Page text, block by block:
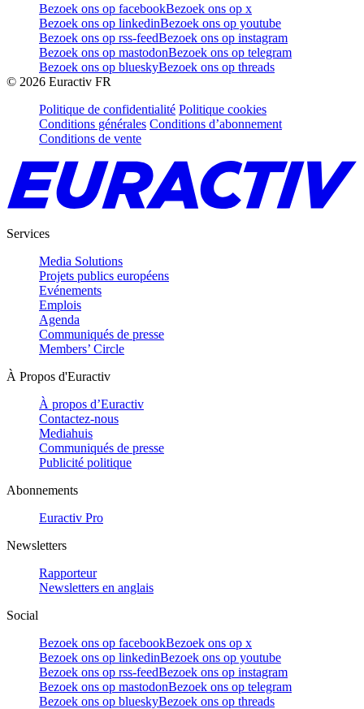
Bezoek ons op facebookBezoek ons op x
Bezoek ons op linkedinBezoek ons op youtube
Bezoek ons op rss-feedBezoek ons op instagram
Bezoek ons op mastodonBezoek ons op telegram
Bezoek ons op blueskyBezoek ons op threads
© 2026 Euractiv FR
Politique de confidentialité Politique cookies
Conditions générales Conditions d’abonnement
Conditions de vente
Services
Media Solutions
Projets publics européens
Evénements
Emplois
Agenda
Communiqués de presse
Members’ Circle
À Propos d'Euractiv
À propos d’Euractiv
Contactez-nous
Mediahuis
Communiqués de presse
Publicité politique
Abonnements
Euractiv Pro
Newsletters
Rapporteur
Newsletters en anglais
Social
Bezoek ons op facebookBezoek ons op x
Bezoek ons op linkedinBezoek ons op youtube
Bezoek ons op rss-feedBezoek ons op instagram
Bezoek ons op mastodonBezoek ons op telegram
Bezoek ons op blueskyBezoek ons op threads